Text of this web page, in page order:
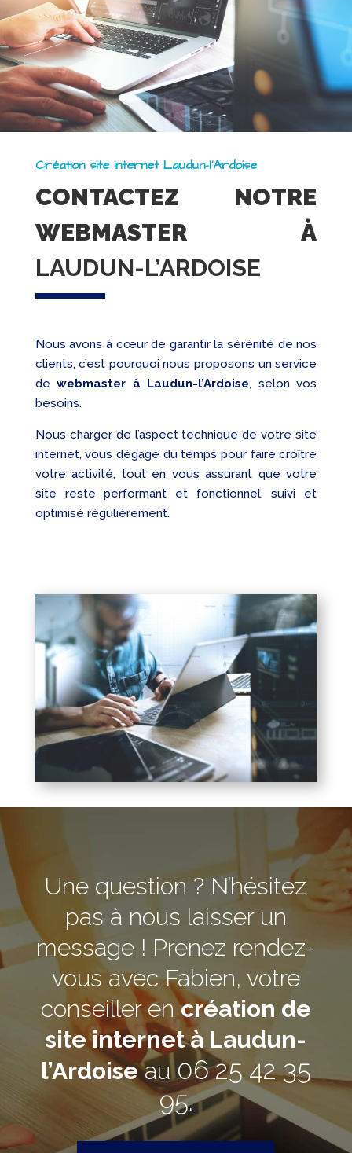
Création site internet Laudun-l’Ardoise
CONTACTEZ NOTRE
WEBMASTER À
LAUDUN-L’ARDOISE
Nous avons à cœur de garantir la sérénité de nos
clients, c’est pourquoi nous proposons un service
dewebmaster à Laudun-l’Ardoise, selon vos
besoins.
Nous charger de l’aspect technique de votre site
internet, vous dégage du temps pour faire croître
votre activité, tout en vous assurant que votre
site reste performant et fonctionnel, suivi et
optimisé régulièrement.
Une question ? N’hésitez
pas à nous laisser un
message ! Prenez rendez-
vous avec Fabien, votre
conseiller encréation de
site internet à Laudun-
l’Ardoiseau06 25 42 35
95.